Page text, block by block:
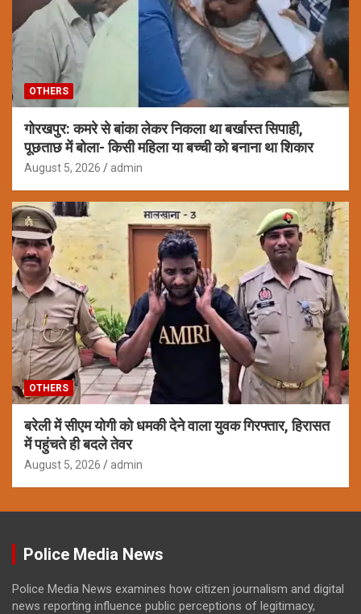
OTHERS
गोरखपुर: कमरे से बांका लेकर निकला था बर्खास्त सिपाही,
पूछताछ में बोला- किसी महिला या बच्ची को बनाना था शिकार
August 5, 2026 admin
OTHERS
बरेली में सीएम योगी को धमकी देने वाला युवक गिरफ्तार, हिरासत
में पहुंचते ही बदले तेवर
August 5, 2026 admin
Police Media News
Police Media News examines how citizen journalism and digital
news reporting influence public perceptions of legitimacy,